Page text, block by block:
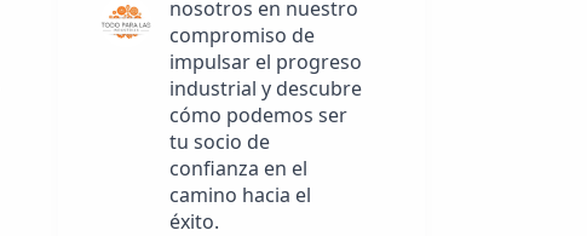
nosotros en nuestro
compromiso de
impulsar el progreso
industrial y descubre
cómo podemos ser
tu socio de
confianza en el
camino hacia el
éxito.